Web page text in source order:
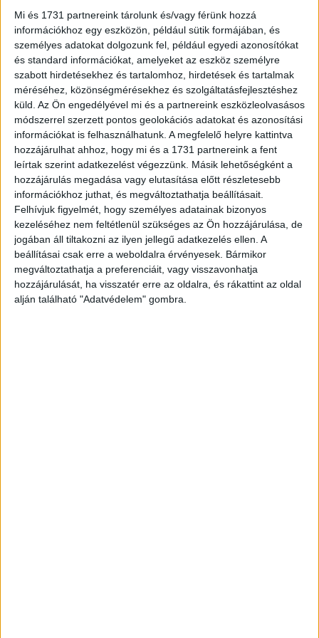
Mi és 1731 partnereink tárolunk és/vagy férünk hozzá
információkhoz egy eszközön, például sütik formájában, és
személyes adatokat dolgozunk fel, például egyedi azonosítókat
és standard információkat, amelyeket az eszköz személyre
szabott hirdetésekhez és tartalomhoz, hirdetések és tartalmak
méréséhez, közönségmérésekhez és szolgáltatásfejlesztéshez
küld. Az Ön engedélyével mi és a partnereink eszközleolvasásos
módszerrel szerzett pontos geolokációs adatokat és azonosítási
információkat is felhasználhatunk. A megfelelő helyre kattintva
hozzájárulhat ahhoz, hogy mi és a 1731 partnereink a fent
leírtak szerint adatkezelést végezzünk. Másik lehetőségként a
hozzájárulás megadása vagy elutasítása előtt részletesebb
információkhoz juthat, és megváltoztathatja beállításait.
Felhívjuk figyelmét, hogy személyes adatainak bizonyos
kezeléséhez nem feltétlenül szükséges az Ön hozzájárulása, de
jogában áll tiltakozni az ilyen jellegű adatkezelés ellen. A
beállításai csak erre a weboldalra érvényesek. Bármikor
megváltoztathatja a preferenciáit, vagy visszavonhatja
hozzájárulását, ha visszatér erre az oldalra, és rákattint az oldal
alján található "Adatvédelem" gombra.
ezek mellett Stranger Things- és Minecraft-kosztümök is
feltűnnek a...
Nagyot megy a használt LEGO idén
karácsonykor
Biznisz 2025. december 18.
A Vatera forgalmának gerincét az idei évben a gyűjtői
kategóriák vitték, amelyekből több százezer tétel talált
gazdára. Az antik pénzek, bélyegek, kitüntetések mellett